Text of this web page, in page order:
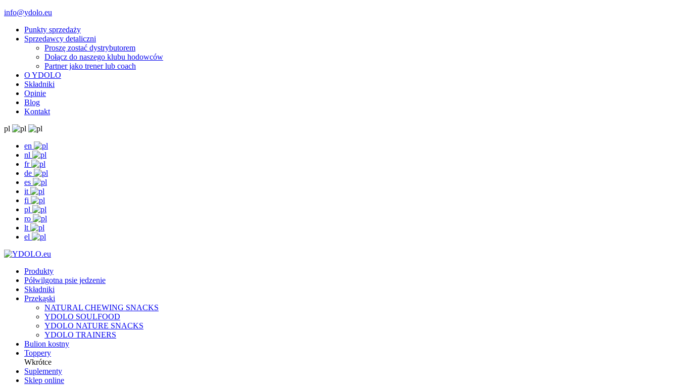
info@ydolo.eu
Punkty sprzedaży
Sprzedawcy detaliczni
Proszę zostać dystrybutorem
Dołącz do naszego klubu hodowców
Partner jako trener lub coach
O YDOLO
Składniki
Opinie
Blog
Kontakt
pl
en
nl
fr
de
es
it
fi
pl
ro
lt
el
Produkty
Półwilgotna psie jedzenie
Składniki
Przekąski
NATURAL CHEWING SNACKS
YDOLO SOULFOOD
YDOLO NATURE SNACKS
YDOLO TRAINERS
Bulion kostny
Toppery
Wkrótce
Suplementy
Sklep online